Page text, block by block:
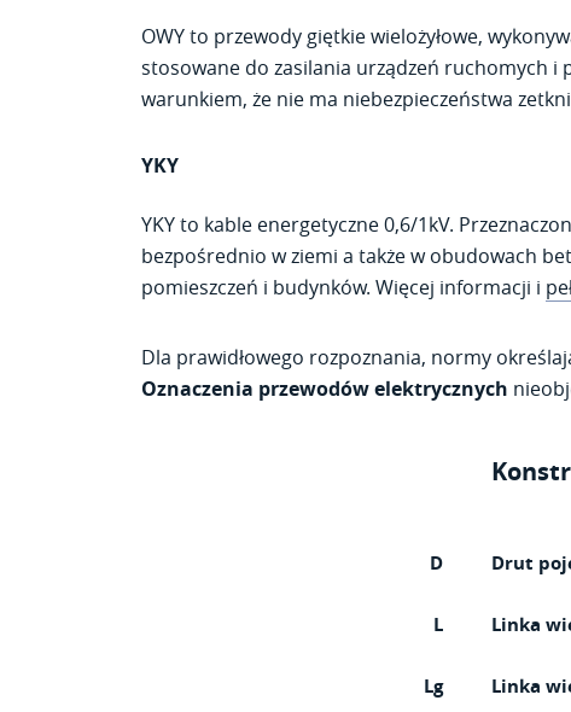
OWY to przewody giętkie wielożyłowe,
stosowane do zasilania urządzeń ruchomych i
warunkiem, że nie ma niebezpieczeństwa
YKY
YKY to kable energetyczne 0,6/1kV.
bezpośrednio w ziemi a także w obudowach
pomieszczeń i budynków. Więcej informacji i
Dla prawidłowego rozpoznania, normy
Oznaczenia przewodów elektrycznych
D Drut
L Linka
Lg Linka